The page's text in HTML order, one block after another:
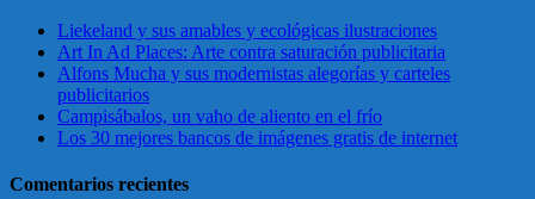
Liekeland y sus amables y ecológicas ilustraciones
Art In Ad Places: Arte contra saturación publicitaria
Alfons Mucha y sus modernistas alegorías y carteles
publicitarios
Campisábalos, un vaho de aliento en el frío
Los 30 mejores bancos de imágenes gratis de internet
Comentarios recientes